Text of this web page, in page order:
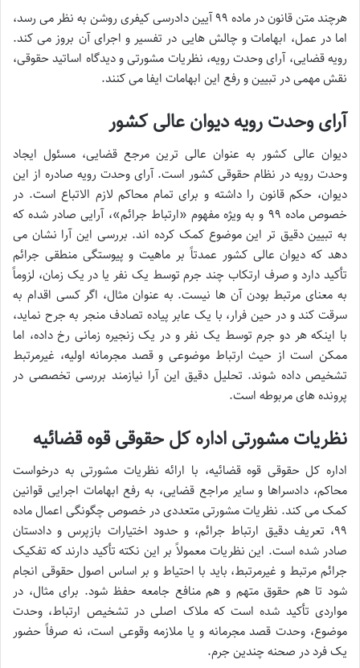
هرچند متن قانون در ماده ۹۹ آیین دادرسی کیفری روشن به نظر می رسد،
اما در عمل، ابهامات و چالش هایی در تفسیر و اجرای آن بروز می کند.
رویه قضایی، آرای وحدت رویه، نظریات مشورتی و دیدگاه اساتید حقوقی،
نقش مهمی در تبیین و رفع این ابهامات ایفا می کنند.
آرای وحدت رویه دیوان عالی کشور
دیوان عالی کشور به عنوان عالی ترین مرجع قضایی، مسئول ایجاد
وحدت رویه در نظام حقوقی کشور است. آرای وحدت رویه صادره از این
دیوان، حکم قانون را داشته و برای تمام محاکم لازم الاتباع است. در
خصوص ماده ۹۹ و به ویژه مفهوم «ارتباط جرائم»، آرایی صادر شده که
به تبیین دقیق تر این موضوع کمک کرده اند. بررسی این آرا نشان می
دهد که دیوان عالی کشور عمدتاً بر ماهیت و پیوستگی منطقی جرائم
تأکید دارد و صرف ارتکاب چند جرم توسط یک نفر یا در یک زمان، لزوماً
به معنای مرتبط بودن آن ها نیست. به عنوان مثال، اگر کسی اقدام به
سرقت کند و در حین فرار، با یک عابر پیاده تصادف منجر به جرح نماید،
با اینکه هر دو جرم توسط یک نفر و در یک زنجیره زمانی رخ داده، اما
ممکن است از حیث ارتباط موضوعی و قصد مجرمانه اولیه، غیرمرتبط
تشخیص داده شوند. تحلیل دقیق این آرا نیازمند بررسی تخصصی در
پرونده های مربوطه است.
نظریات مشورتی اداره کل حقوقی قوه قضائیه
اداره کل حقوقی قوه قضائیه، با ارائه نظریات مشورتی به درخواست
محاکم، دادسراها و سایر مراجع قضایی، به رفع ابهامات اجرایی قوانین
کمک می کند. نظریات مشورتی متعددی در خصوص چگونگی اعمال ماده
۹۹، تعریف دقیق ارتباط جرائم، و حدود اختیارات بازپرس و دادستان
صادر شده است. این نظریات معمولاً بر این نکته تأکید دارند که تفکیک
جرائم مرتبط و غیرمرتبط، باید با احتیاط و بر اساس اصول حقوقی انجام
شود تا هم حقوق متهم و هم منافع جامعه حفظ شود. برای مثال، در
مواردی تأکید شده است که ملاک اصلی در تشخیص ارتباط، وحدت
موضوع، وحدت قصد مجرمانه و یا ملازمه وقوعی است، نه صرفاً حضور
یک فرد در صحنه چندین جرم.